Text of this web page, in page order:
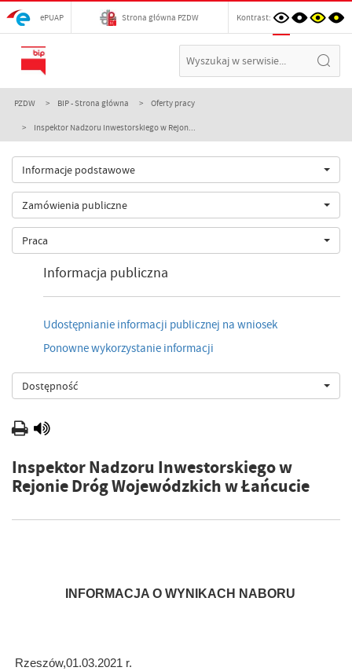
ePUAP Strona główna PZDW Kontrast:
PZDW BIP - Strona główna Oferty pracy
Inspektor Nadzoru Inwestorskiego w Rejon...
Informacje podstawowe
Zamówienia publiczne
Praca
Informacja publiczna
Udostępnianie informacji publicznej na wniosek
Ponowne wykorzystanie informacji
Dostępność
Inspektor Nadzoru Inwestorskiego w
Rejonie Dróg Wojewódzkich w Łańcucie
INFORMACJA O WYNIKACH NABORU
Rzeszów,01.03.2021 r.